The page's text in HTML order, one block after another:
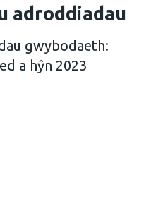
adroddiadau
gwybodaeth:
a hŷn 2023
o adnoddau